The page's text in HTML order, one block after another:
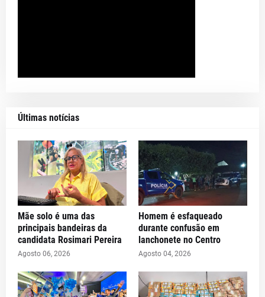
Últimas notícias
Mãe solo é uma das
principais bandeiras da
candidata Rosimari Pereira
Agosto 06, 2026
Homem é esfaqueado
durante confusão em
lanchonete no Centro
Agosto 04, 2026